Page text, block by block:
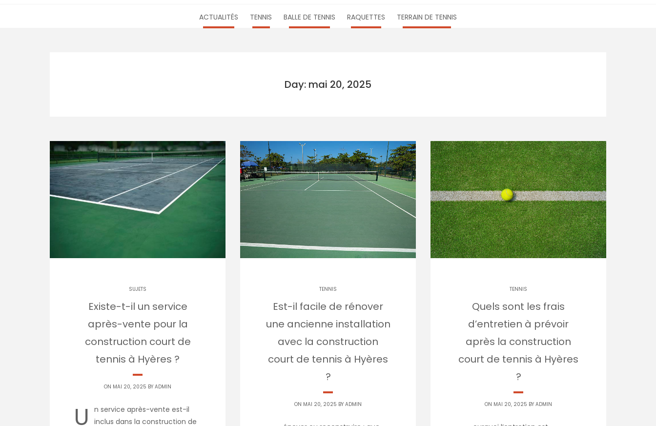
ACTUALITÉS TENNIS BALLE DE TENNIS RAQUETTES TERRAIN DE TENNIS
Day: mai 20, 2025
SUJETS
Existe-t-il un service
après-vente pour la
construction court de
tennis à Hyères ?
ON MAI 20, 2025 BY ADMIN
U
n service après-vente est-il
inclus dans la construction de
TENNIS
Est-il facile de rénover
une ancienne installation
avec la construction
court de tennis à Hyères
?
ON MAI 20, 2025 BY ADMIN
TENNIS
Quels sont les frais
d’entretien à prévoir
après la construction
court de tennis à Hyères
?
ON MAI 20, 2025 BY ADMIN